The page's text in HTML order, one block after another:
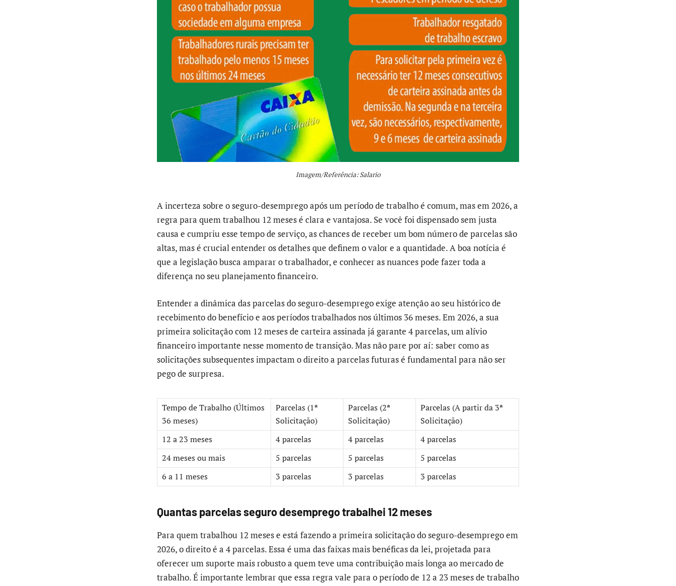
Imagem/Referência: Salario
A incerteza sobre o seguro-desemprego após um período de trabalho é comum, mas em 2026, a
regra para quem trabalhou 12 meses é clara e vantajosa. Se você foi dispensado sem justa
causa e cumpriu esse tempo de serviço, as chances de receber um bom número de parcelas são
altas, mas é crucial entender os detalhes que definem o valor e a quantidade. A boa notícia é
que a legislação busca amparar o trabalhador, e conhecer as nuances pode fazer toda a
diferença no seu planejamento financeiro.
Entender a dinâmica das parcelas do seguro-desemprego exige atenção ao seu histórico de
recebimento do benefício e aos períodos trabalhados nos últimos 36 meses. Em 2026, a sua
primeira solicitação com 12 meses de carteira assinada já garante 4 parcelas, um alívio
financeiro importante nesse momento de transição. Mas não pare por aí: saber como as
solicitações subsequentes impactam o direito a parcelas futuras é fundamental para não ser
pego de surpresa.
Tempo de Trabalho (Últimos
36 meses)
Parcelas (1ª
Solicitação)
Parcelas (2ª
Solicitação)
Parcelas (A partir da 3ª
Solicitação)
12 a 23 meses
4 parcelas 4 parcelas
4 parcelas
24 meses ou mais
5 parcelas 5 parcelas
5 parcelas
6 a 11 meses
3 parcelas 3 parcelas 3 parcelas
Quantas parcelas seguro desemprego trabalhei 12 meses
Para quem trabalhou 12 meses e está fazendo a primeira solicitação do seguro-desemprego em
2026, o direito é a 4 parcelas. Essa é uma das faixas mais benéficas da lei, projetada para
oferecer um suporte mais robusto a quem teve uma contribuição mais longa ao mercado de
trabalho. É importante lembrar que essa regra vale para o período de 12 a 23 meses de trabalho